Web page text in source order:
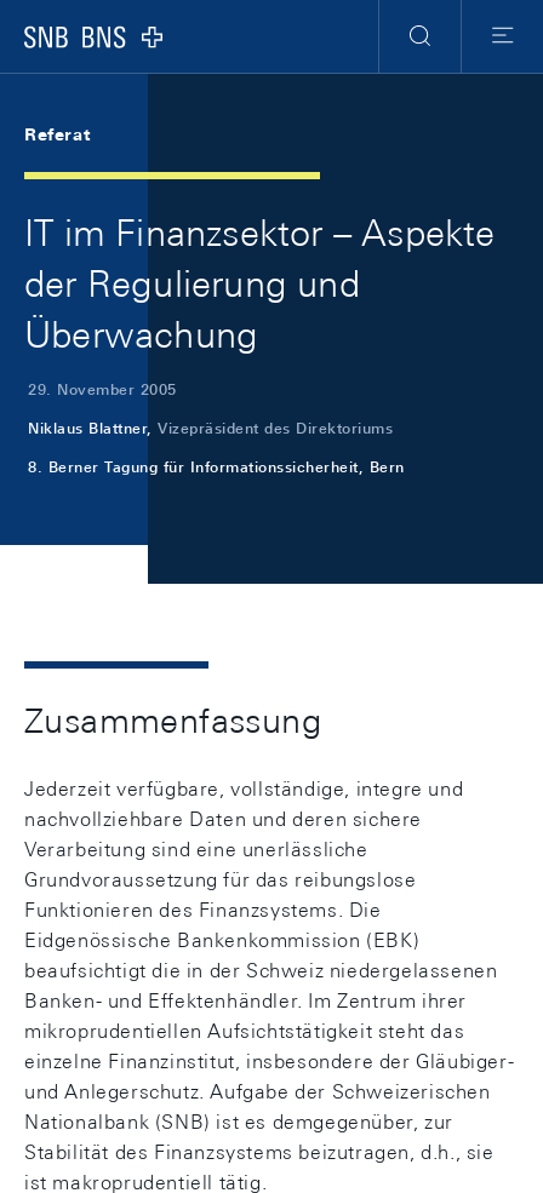
Logo
Suche
Menu
Referat
IT im Finanzsektor – Aspekte
der Regulierung und
Überwachung
29. November 2005
Niklaus Blattner, Vizepräsident des Direktoriums
8. Berner Tagung für Informationssicherheit, Bern
Zusammenfassung
Jederzeit verfügbare, vollständige, integre und
nachvollziehbare Daten und deren sichere
Verarbeitung sind eine unerlässliche
Grundvoraussetzung für das reibungslose
Funktionieren des Finanzsystems. Die
Eidgenössische Bankenkommission (EBK)
beaufsichtigt die in der Schweiz niedergelassenen
Banken- und Effektenhändler. Im Zentrum ihrer
mikroprudentiellen Aufsichtstätigkeit steht das
einzelne Finanzinstitut, insbesondere der Gläubiger-
und Anlegerschutz. Aufgabe der Schweizerischen
Nationalbank (SNB) ist es demgegenüber, zur
Stabilität des Finanzsystems beizutragen, d.h., sie
ist makroprudentiell tätig.